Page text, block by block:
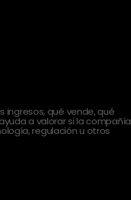
qué vende, qué
a valorar si la compañía
regulación u otros